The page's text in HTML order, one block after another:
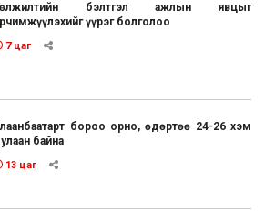
бэлтгэл ажлын явцыг
үүрэг болголоо
7 цаг
бороо орно, өдөртөө 24-26 хэм
байна
13 цаг